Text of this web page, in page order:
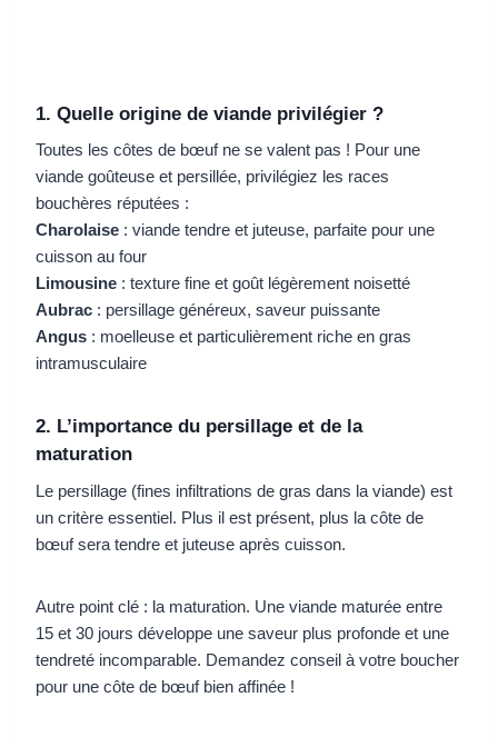
1. Quelle origine de viande privilégier ?
Toutes les côtes de bœuf ne se valent pas ! Pour une
viande goûteuse et persillée, privilégiez les races
bouchères réputées :
Charolaise : viande tendre et juteuse, parfaite pour une
cuisson au four
Limousine : texture fine et goût légèrement noisetté
Aubrac : persillage généreux, saveur puissante
Angus : moelleuse et particulièrement riche en gras
intramusculaire
2. L’importance du persillage et de la
maturation
Le persillage (fines infiltrations de gras dans la viande) est
un critère essentiel. Plus il est présent, plus la côte de
bœuf sera tendre et juteuse après cuisson.
Autre point clé : la maturation. Une viande maturée entre
15 et 30 jours développe une saveur plus profonde et une
tendreté incomparable. Demandez conseil à votre boucher
pour une côte de bœuf bien affinée !